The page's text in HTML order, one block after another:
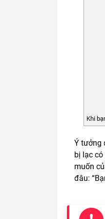
Khi
Ý tưởng
bị lạc
muốn
đâu: